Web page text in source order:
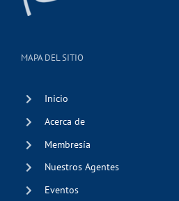
MAPA DEL SITIO
Inicio
Acerca de
Membresía
Nuestros Agentes
Eventos